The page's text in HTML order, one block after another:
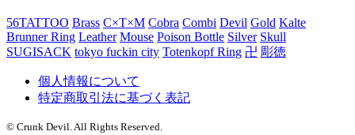
56TATTOO Brass C×T×M Cobra Combi Devil Gold Kalte
Brunner Ring Leather Mouse Poison Bottle Silver Skull
SUGISACK tokyo fuckin city Totenkopf Ring 卍 彫徳
個人情報について
特定商取引法に基づく表記
© Crunk Devil. All Rights Reserved.